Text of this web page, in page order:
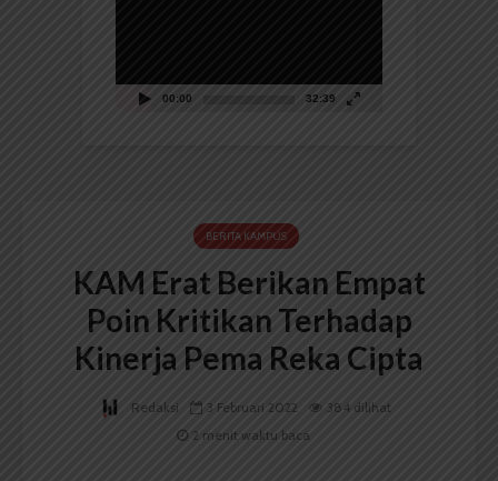
00:00 32:39
BERITA KAMPUS
KAM Erat Berikan Empat
Poin Kritikan Terhadap
Kinerja Pema Reka Cipta
Redaksi 3 Februari 2022
384 dilihat
2 menit waktu baca